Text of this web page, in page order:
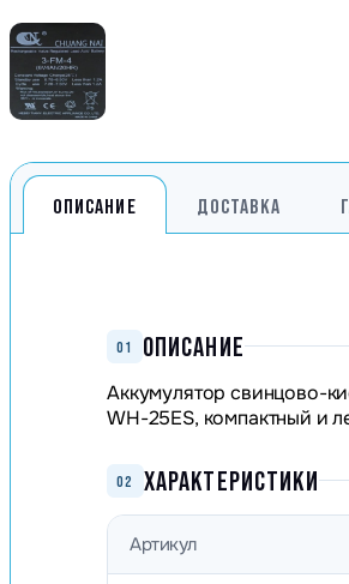
ОПИСАНИЕ ДОСТАВКА
01 ОПИСАНИЕ
Аккумулятор свинцово-
WH-25ES, компактный и
02 ХАРАКТЕРИСТИКИ
Артикул